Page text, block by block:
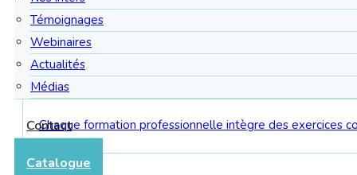
Témoignages
Webinaires
Actualités
Médias
Contact
Catalogue
Nos formations en présentiel
Nos sessions de formation en présentiel favorisent une
proches du terrain et d’interagir avec nos formateurs
Chaque formation professionnelle intègre des exercices